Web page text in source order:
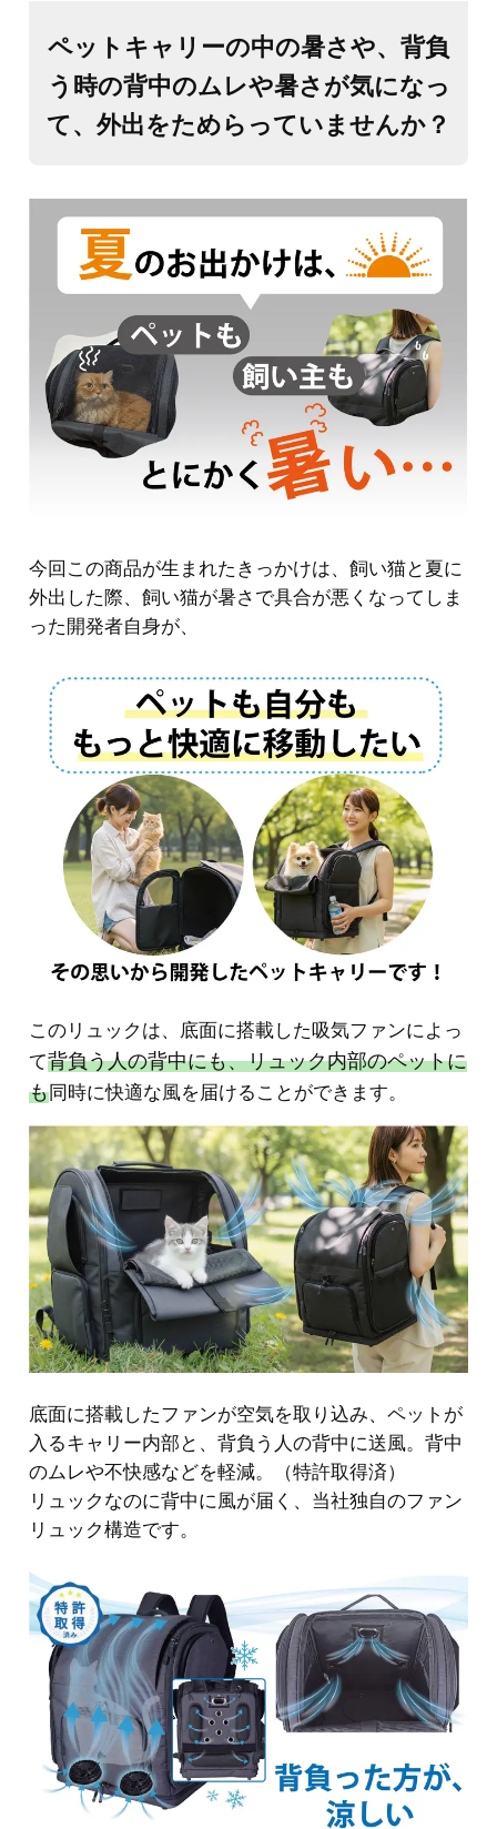
ペットキャリーの中の暑さや、背負
う時の背中のムレや暑さが気になっ
て、外出をためらっていませんか？
今回この商品が生まれたきっかけは、飼い猫と夏に
外出した際、飼い猫が暑さで具合が悪くなってしま
った開発者自身が、
このリュックは、底面に搭載した吸気ファンによっ
て背負う人の背中にも、リュック内部のペットに
も同時に快適な風を届けることができます。
底面に搭載したファンが空気を取り込み、ペットが
入るキャリー内部と、背負う人の背中に送風。背中
のムレや不快感などを軽減。（特許取得済）
リュックなのに背中に風が届く、当社独自のファン
リュック構造です。